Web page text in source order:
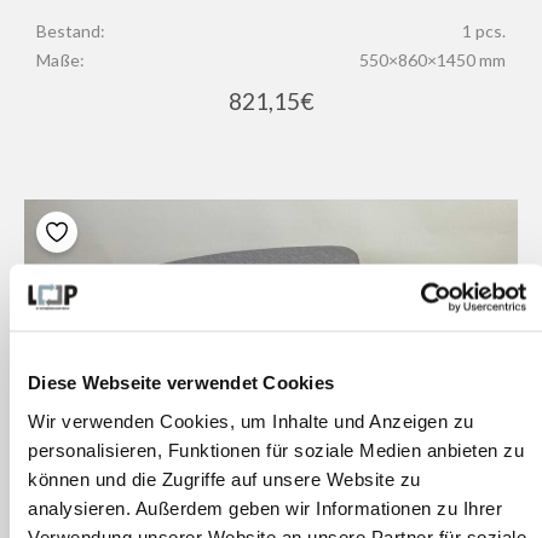
Diese Webseite verwendet Cookies
Wir verwenden Cookies, um Inhalte und Anzeigen zu
personalisieren, Funktionen für soziale Medien anbieten zu
können und die Zugriffe auf unsere Website zu
analysieren. Außerdem geben wir Informationen zu Ihrer
Bestand:
1 pcs.
Maße:
550×860×1450 mm
821,15€